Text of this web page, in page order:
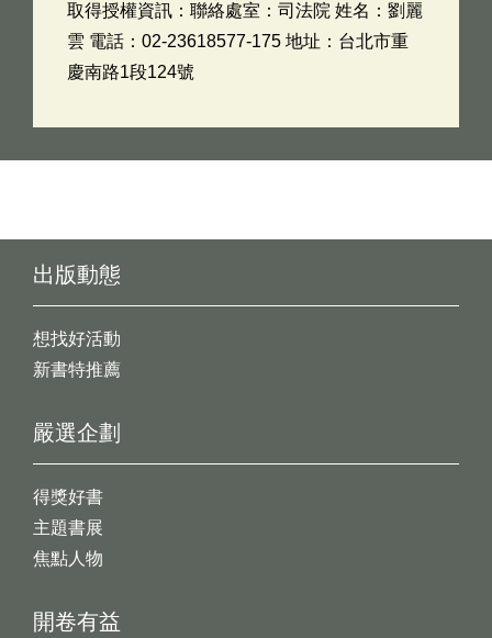
取得授權資訊：聯絡處室：司法院 姓名：劉麗
雲 電話：02-23618577-175 地址：台北市重
慶南路1段124號
出版動態
想找好活動
新書特推薦
開卷有益
嚴選企劃
得獎好書
主題書展
焦點人物